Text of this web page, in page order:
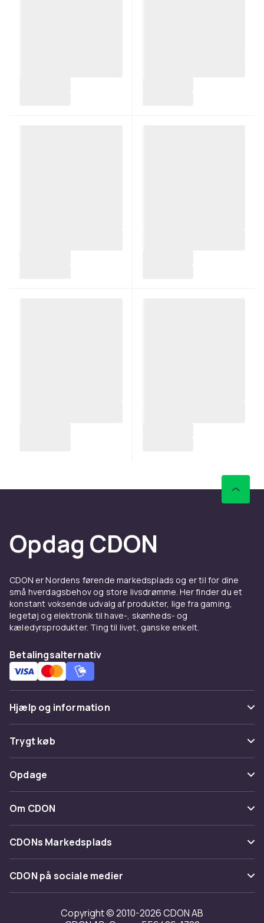
Opdag CDON
CDON er Nordens førende markedsplads og er til for dine
små hverdagsbehov og store livsdrømme. Her finder du et
konstant voksende udvalg af produkter, lige fra gaming,
legetøj og elektronik til have-, skønheds- og
kæledyrsprodukter. Ting til livet, ganske enkelt.
Betalingsalternativ
Hjælp og information
Ofte stillede spørgsmål
Spor pakke
Fortryd & returner her
Kontakt os
Trygt køb
Betaling
Levering
Tilbagekaldelser
Opdage
Kategorier
Maerke
Om CDON
Om os
Kundeanmeldelser
Arbejd på CDON
Investor relations
CDONs Markedsplads
Merchant Help Center
CDON på sociale medier
Copyright © 2010-2026 CDON AB